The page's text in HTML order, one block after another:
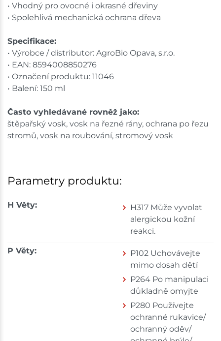
Parametry produktu:
H Věty:
H317 Může vyvolat
alergickou kožní
reakci.
P Věty:
P102 Uchovávejte
mimo dosah dětí
P264 Po manipulaci
důkladně omyjte
P280 Používejte
ochranné rukavice/
ochranný oděv/
• Vhodný pro ovocné i okrasné dřeviny
• Spolehlivá mechanická ochrana dřeva
Specifikace:
• Výrobce / distributor: AgroBio Opava, s.r.o.
• EAN: 8594008850276
• Označení produktu: 11046
• Balení: 150 ml
Často vyhledávané rovněž jako:
štěpařský vosk, vosk na řezné rány, ochrana po řezu
stromů, vosk na roubování, stromový vosk